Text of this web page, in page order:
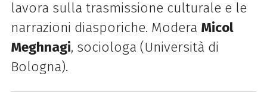
lavora sulla trasmissione culturale e le
narrazioni diasporiche. Modera Micol
Meghnagi, sociologa (Università di
Bologna).